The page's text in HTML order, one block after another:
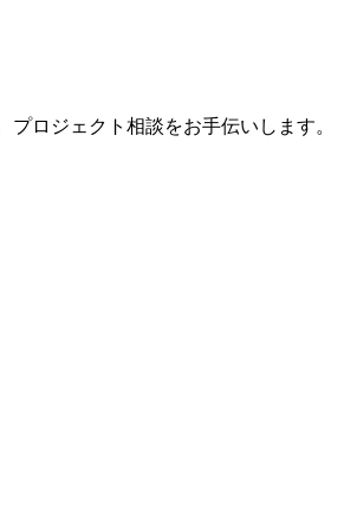
ロジェクト相談をお手伝いします。